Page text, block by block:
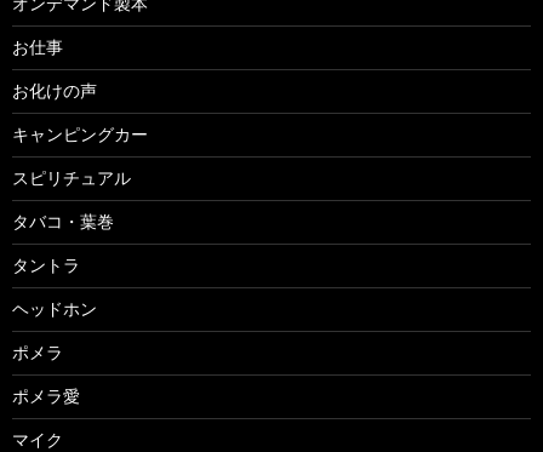
お仕事
お化けの声
キャンピングカー
スピリチュアル
タバコ・葉巻
タントラ
ヘッドホン
ポメラ
ポメラ愛
マイク